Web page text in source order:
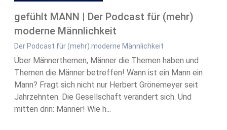
gefühlt MANN | Der Podcast für (mehr)
moderne Männlichkeit
Der Podcast für (mehr) moderne Männlichkeit
Über Männerthemen, Männer die Themen haben und
Themen die Männer betreffen! Wann ist ein Mann ein
Mann? Fragt sich nicht nur Herbert Grönemeyer seit
Jahrzehnten. Die Gesellschaft verändert sich. Und
mitten drin: Männer! Wie h...